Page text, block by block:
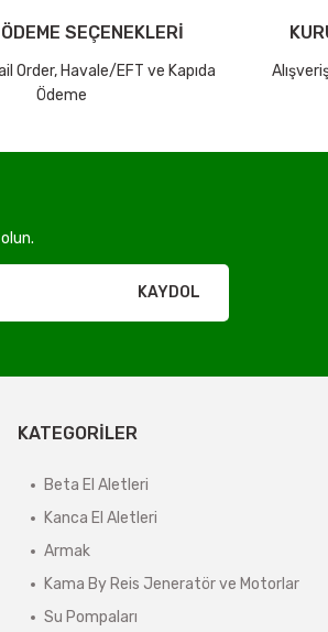
olmadan ücretsiz gönderilir
tabidir.
kargo ücreti karşı ödemeli olarak yansıtılabilir.
SEÇENEKLERİ
Order, Havale/EFT ve Kapıda
Ödeme
KAYDOL
KATEGORİLER
Beta El Aletleri
Kanca El Aletleri
Armak
Kama By Reis Jeneratör ve Motorlar
Su Pompaları